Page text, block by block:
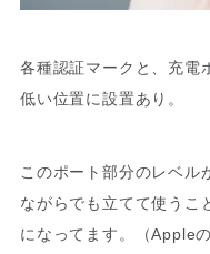
各種認証マークと、充電
低い位置に設置あり。
このポート部分のレベル
ながらでも立てて使うこ
になってます。（Apple